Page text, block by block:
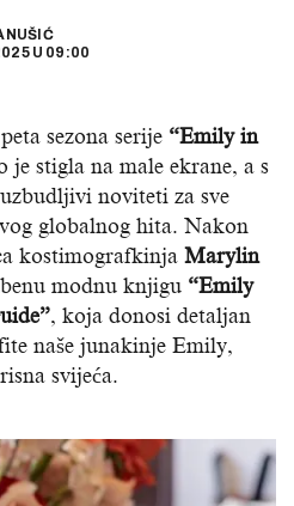
U 09:00
sezona serije “Emily in
je stigla na male ekrane, a s
noviteti za sve
globalnog hita. Nakon
kostimografkinja Marylin
modnu knjigu “Emily
, koja donosi detaljan
naše junakinje Emily,
svijeća.